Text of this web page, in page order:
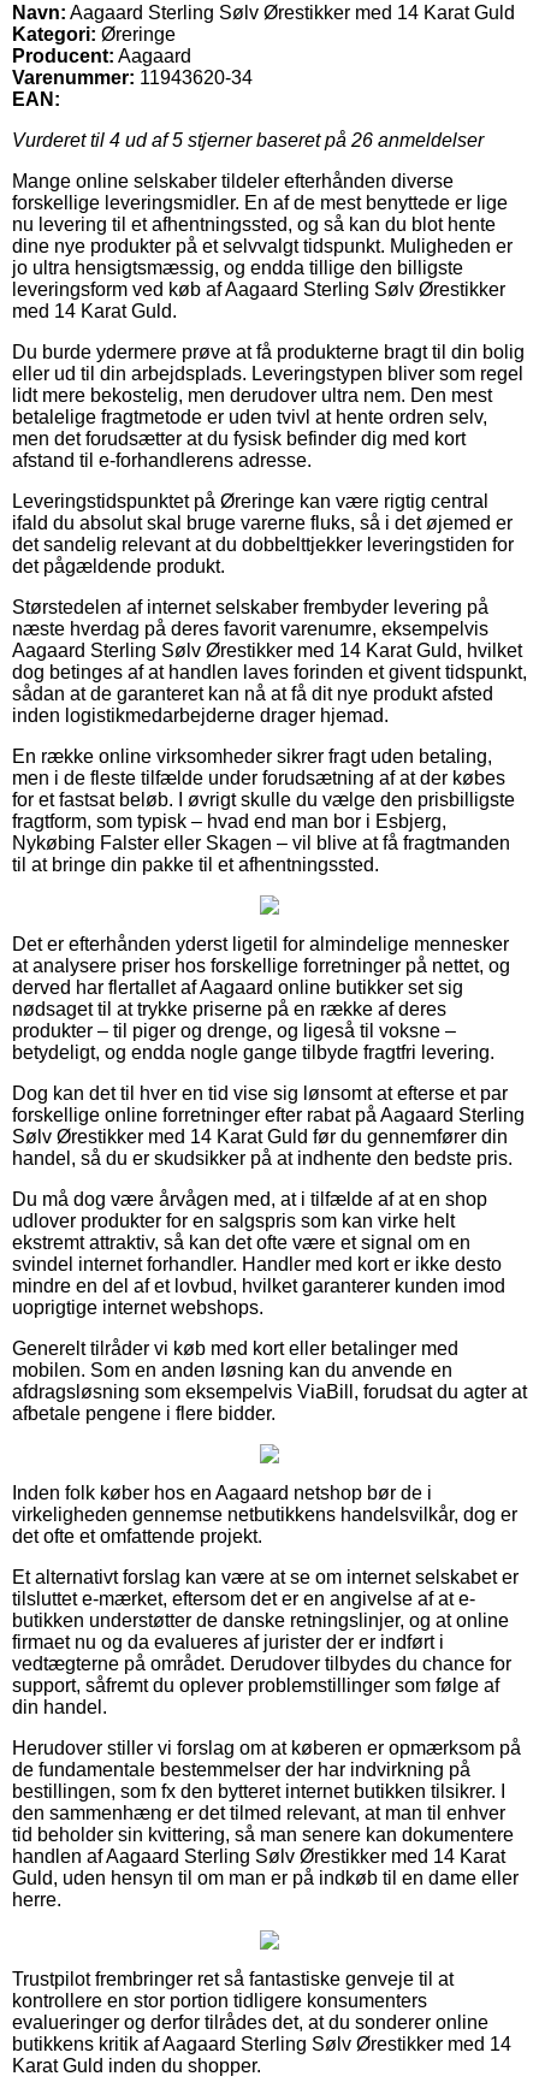
Navn: Aagaard Sterling Sølv Ørestikker med 14 Karat Guld
Kategori: Øreringe
Producent: Aagaard
Varenummer: 11943620-34
EAN:
Vurderet til 4 ud af 5 stjerner baseret på 26 anmeldelser
Mange online selskaber tildeler efterhånden diverse
forskellige leveringsmidler. En af de mest benyttede er lige
nu levering til et afhentningssted, og så kan du blot hente
dine nye produkter på et selvvalgt tidspunkt. Muligheden er
jo ultra hensigtsmæssig, og endda tillige den billigste
leveringsform ved køb af Aagaard Sterling Sølv Ørestikker
med 14 Karat Guld.
Du burde ydermere prøve at få produkterne bragt til din bolig
eller ud til din arbejdsplads. Leveringstypen bliver som regel
lidt mere bekostelig, men derudover ultra nem. Den mest
betalelige fragtmetode er uden tvivl at hente ordren selv,
men det forudsætter at du fysisk befinder dig med kort
afstand til e-forhandlerens adresse.
Leveringstidspunktet på Øreringe kan være rigtig central
ifald du absolut skal bruge varerne fluks, så i det øjemed er
det sandelig relevant at du dobbelttjekker leveringstiden for
det pågældende produkt.
Størstedelen af internet selskaber frembyder levering på
næste hverdag på deres favorit varenumre, eksempelvis
Aagaard Sterling Sølv Ørestikker med 14 Karat Guld, hvilket
dog betinges af at handlen laves forinden et givent tidspunkt,
sådan at de garanteret kan nå at få dit nye produkt afsted
inden logistikmedarbejderne drager hjemad.
En række online virksomheder sikrer fragt uden betaling,
men i de fleste tilfælde under forudsætning af at der købes
for et fastsat beløb. I øvrigt skulle du vælge den prisbilligste
fragtform, som typisk – hvad end man bor i Esbjerg,
Nykøbing Falster eller Skagen – vil blive at få fragtmanden
til at bringe din pakke til et afhentningssted.
Det er efterhånden yderst ligetil for almindelige mennesker
at analysere priser hos forskellige forretninger på nettet, og
derved har flertallet af Aagaard online butikker set sig
nødsaget til at trykke priserne på en række af deres
produkter – til piger og drenge, og ligeså til voksne –
betydeligt, og endda nogle gange tilbyde fragtfri levering.
Dog kan det til hver en tid vise sig lønsomt at efterse et par
forskellige online forretninger efter rabat på Aagaard Sterling
Sølv Ørestikker med 14 Karat Guld før du gennemfører din
handel, så du er skudsikker på at indhente den bedste pris.
Du må dog være årvågen med, at i tilfælde af at en shop
udlover produkter for en salgspris som kan virke helt
ekstremt attraktiv, så kan det ofte være et signal om en
svindel internet forhandler. Handler med kort er ikke desto
mindre en del af et lovbud, hvilket garanterer kunden imod
uoprigtige internet webshops.
Generelt tilråder vi køb med kort eller betalinger med
mobilen. Som en anden løsning kan du anvende en
afdragsløsning som eksempelvis ViaBill, forudsat du agter at
afbetale pengene i flere bidder.
Inden folk køber hos en Aagaard netshop bør de i
virkeligheden gennemse netbutikkens handelsvilkår, dog er
det ofte et omfattende projekt.
Et alternativt forslag kan være at se om internet selskabet er
tilsluttet e-mærket, eftersom det er en angivelse af at e-
butikken understøtter de danske retningslinjer, og at online
firmaet nu og da evalueres af jurister der er indført i
vedtægterne på området. Derudover tilbydes du chance for
support, såfremt du oplever problemstillinger som følge af
din handel.
Herudover stiller vi forslag om at køberen er opmærksom på
de fundamentale bestemmelser der har indvirkning på
bestillingen, som fx den bytteret internet butikken tilsikrer. I
den sammenhæng er det tilmed relevant, at man til enhver
tid beholder sin kvittering, så man senere kan dokumentere
handlen af Aagaard Sterling Sølv Ørestikker med 14 Karat
Guld, uden hensyn til om man er på indkøb til en dame eller
herre.
Trustpilot frembringer ret så fantastiske genveje til at
kontrollere en stor portion tidligere konsumenters
evalueringer og derfor tilrådes det, at du sonderer online
butikkens kritik af Aagaard Sterling Sølv Ørestikker med 14
Karat Guld inden du shopper.